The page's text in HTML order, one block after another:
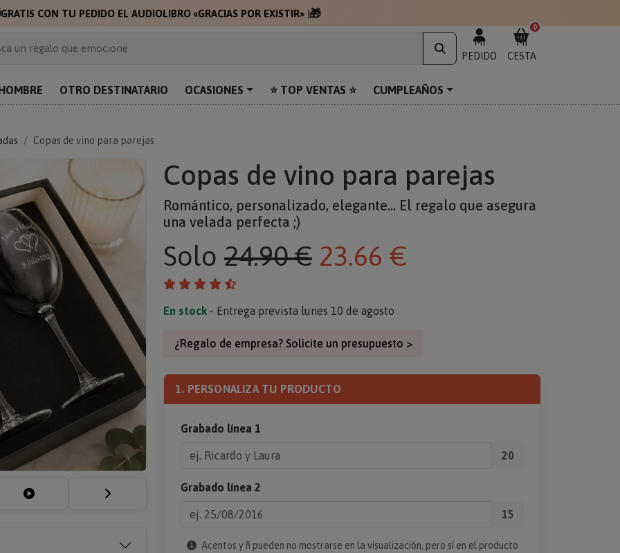
GRATIS CON TU PEDIDO EL AUDIOLIBRO «GRACIAS POR EXISTIR» 🎁
un regalo que emocione
personalizados para sorprender
MI
PEDIDO
0
MI
CESTA
OTRO DESTINATARIO OCASIONES ⭐ TOP VENTAS ⭐ CUMPLEAÑOS
Copas de vino para parejas
Copas de vino para parejas
Romántico, personalizado, elegante... El regalo que asegura
una velada perfecta ;)
Solo 24.90 € 23.66 €
En stock - Entrega prevista lunes 10 de agosto
¿Regalo de empresa? Solicite un presupuesto >
1. PERSONALIZA TU PRODUCTO
Grabado línea 1
20
Grabado línea 2
15
Acentos y ñ pueden no mostrarse en la visualización, pero sí en el producto